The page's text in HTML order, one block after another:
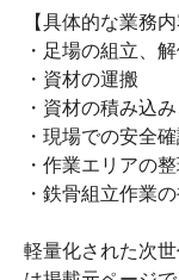
【具体的な業務内
・足場の組立、
・資材の運搬
・資材の積み込
・現場での安全
・作業エリアの
・鉄骨組立作業
軽量化された次